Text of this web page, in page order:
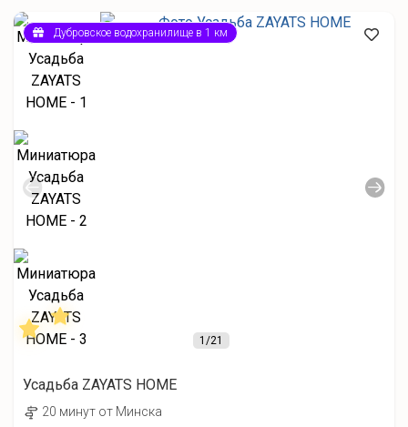
1/21
Дубровское водохранилище в 1 км
Усадьба ZAYATS HOME
20 минут от Минска